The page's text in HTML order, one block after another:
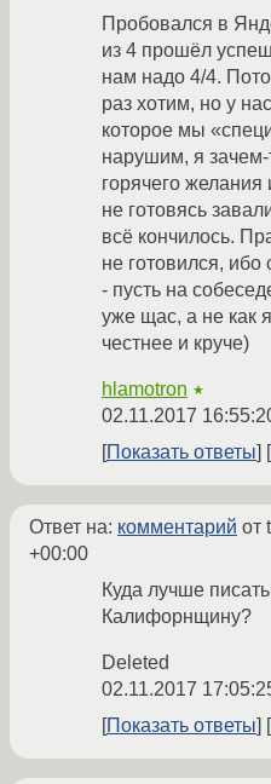
Пробовался в
из 4 прошёл
нам надо 4/4.
раз хотим, но у
которое мы
нарушим, я зачем-
горячего
не готовясь
всё кончилось.
не готовился, ибо
- пусть на
уже щас, а не как
честнее и круче)
hlamotron ★
02.11.2017
Показать ответы
Ответ на: комментарий от
+00:00
Куда лучше
Калифорнщину?
Deleted
02.11.2017
Показать ответы